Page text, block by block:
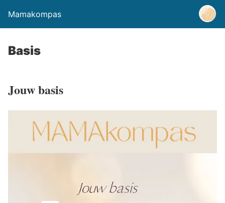
Mamakompas
Basis
Jouw basis